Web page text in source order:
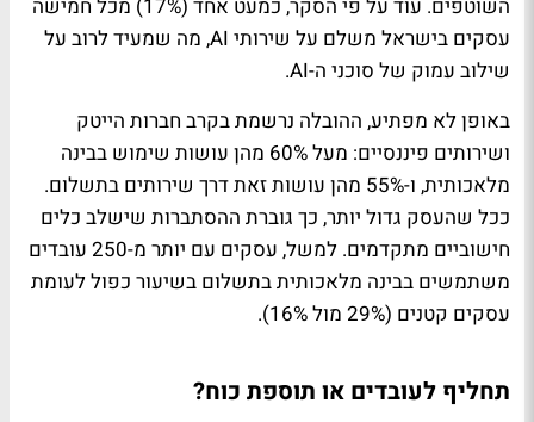
השוטפים. עוד על פי הסקר, כמעט אחד (17%) מכל חמישה
עסקים בישראל משלם על שירותי AI, מה שמעיד לרוב על
שילוב עמוק של סוכני ה-AI.
באופן לא מפתיע, ההובלה נרשמת בקרב חברות הייטק
ושירותים פיננסיים: מעל 60% מהן עושות שימוש בבינה
מלאכותית, ו-55% מהן עושות זאת דרך שירותים בתשלום.
ככל שהעסק גדול יותר, כך גוברת ההסתברות שישלב כלים
חישוביים מתקדמים. למשל, עסקים עם יותר מ-250 עובדים
משתמשים בבינה מלאכותית בתשלום בשיעור כפול לעומת
עסקים קטנים (29% מול 16%).
תחליף לעובדים או תוספת כוח?